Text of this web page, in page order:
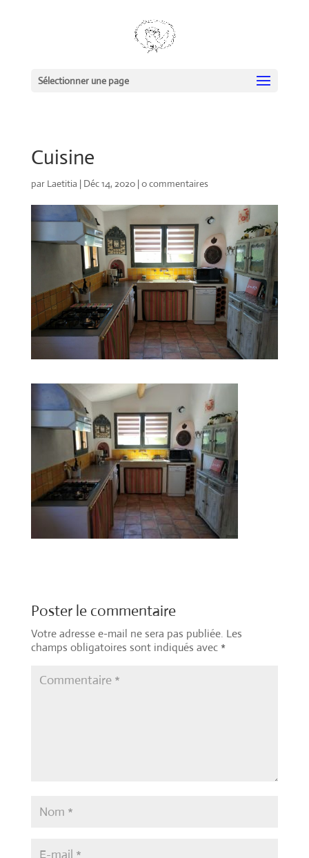
Sélectionner une page
Cuisine
par Laetitia | Déc 14, 2020|0 commentaires
Poster le commentaire
Votre adresse e-mail ne sera pas publiée. Les
champs obligatoires sont indiqués avec *